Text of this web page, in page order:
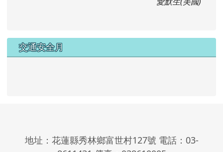
交通安全月
地址：花蓮縣秀林鄉富世村127號 電話：03-